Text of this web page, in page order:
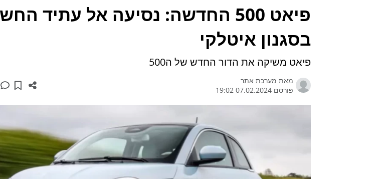
פיאט 500 החדשה: נסיעה אל עתיד
בסגנון איטלקי
פיאט משיקה את הדור החדש של ה500
מאת מערכת אתר
פורסם 07.02.2024 19:02